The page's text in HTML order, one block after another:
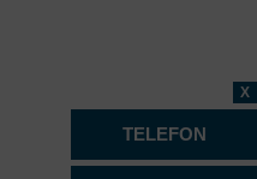
X
TELEFON